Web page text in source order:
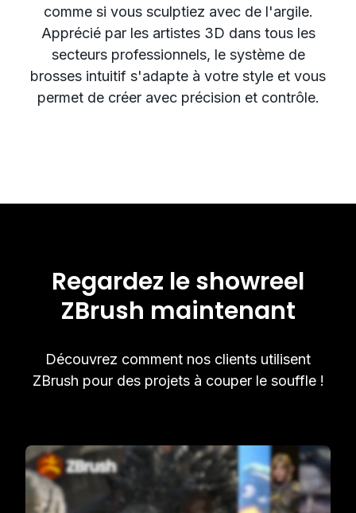
comme si vous sculptiez avec de l'argile.
Apprécié par les artistes 3D dans tous les
secteurs professionnels, le système de
brosses intuitif s'adapte à votre style et vous
permet de créer avec précision et contrôle.
Regardez le showreel
ZBrush maintenant
Découvrez comment nos clients utilisent
ZBrush pour des projets à couper le souffle !